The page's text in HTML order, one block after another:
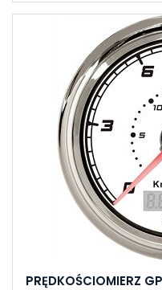
PRĘDKOŚCIOMIERZ